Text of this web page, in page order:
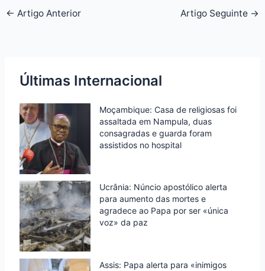
n
l
y
e
← Artigo Anterior Artigo Seguinte →
Últimas Internacional
Moçambique: Casa de religiosas foi
assaltada em Nampula, duas
consagradas e guarda foram
assistidos no hospital
Ucrânia: Núncio apostólico alerta
para aumento das mortes e
agradece ao Papa por ser «única
voz» da paz
Assis: Papa alerta para «inimigos